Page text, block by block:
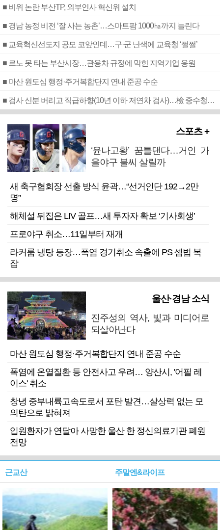
■ 비위 논란 부산TP, 외부인사 혁신위 설치
■ 경남 농정 비전 ‘잘 사는 농촌’…스마트팜 1000㏊까지 늘린다
■ 교육혁신선도지 공모 코앞인데…구·군 난색에 교육청 ‘쩔쩔’
■ 르노 못 타는 부산시장…관용차 규정에 막힌 지역기업 응원
■ 마산 원도심 행정·주거복합단지 연내 준공 수순
■ 검사 신분 버리고 직급하향(10년 이하 저연차 검사)…檢 중수청행 기피
스포츠 +
‘윤나고황’ 꿈틀댄다…거인 가
을야구 불씨 살릴까
새 축구협회장 선출 방식 윤곽…“선거인단 192→2만
명”
해체설 뒤집은 LIV 골프…새 투자자 확보 ‘기사회생’
프로야구 취소…11일부터 재개
라커룸 냉탕 등장…폭염 경기취소 속출에 PS 셈법 복
잡
울산·경남 소식
진주성의 역사, 빛과 미디어로
되살아난다
마산 원도심 행정·주거복합단지 연내 준공 수순
폭염에 온열질환 등 안전사고 우려… 양산시, '어필 레
이스' 취소
창녕 중부내륙고속도로서 포탄 발견…살상력 없는 모
의탄으로 밝혀져
입원환자가 연달아 사망한 울산 한 정신의료기관 폐원
전망
근교산 주말엔&라이프